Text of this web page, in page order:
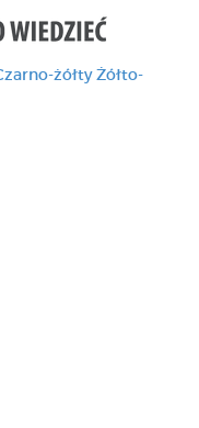
żółty Żółto-